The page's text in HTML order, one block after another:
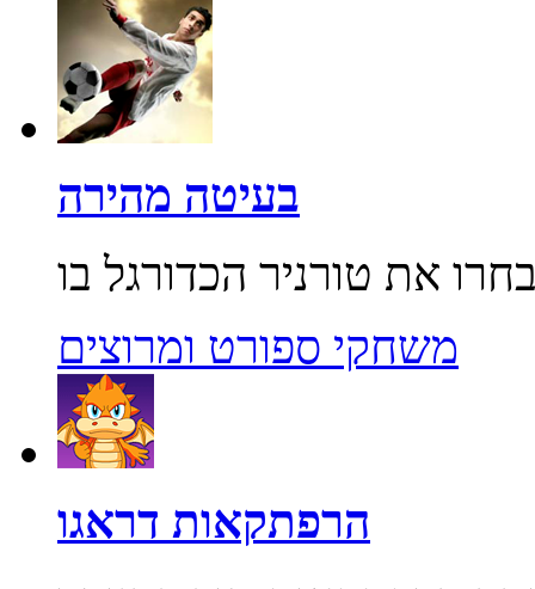
בעיטה מהירה
משחקי ספורט ומרוצים
הרפתקאות דראגו